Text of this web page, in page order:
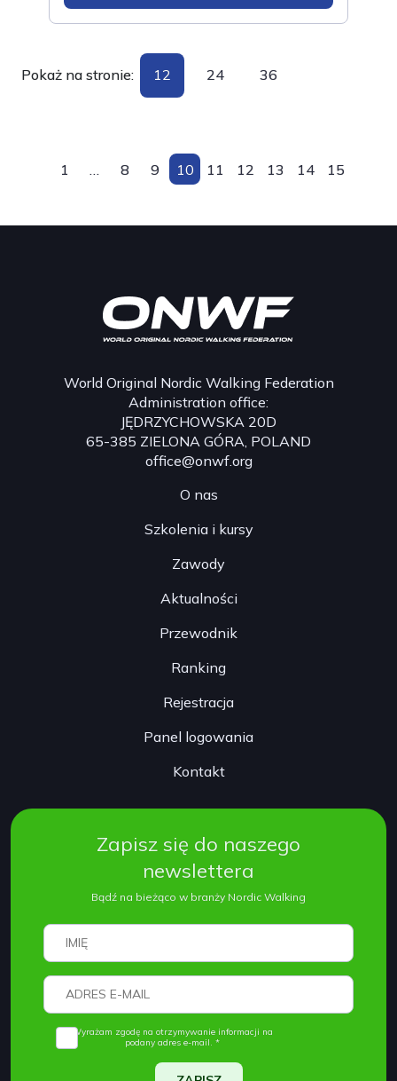
Pokaż na stronie: 12 24 36
1 8 9 10 11 12 13 14 15
World Original Nordic Walking Federation
Administration office:
JĘDRZYCHOWSKA 20D
65-385 ZIELONA GÓRA, POLAND
office@onwf.org
O nas
Szkolenia i kursy
Zawody
Aktualności
Przewodnik
Ranking
Rejestracja
Panel logowania
Kontakt
Zapisz się do naszego
newslettera
Bądź na bieżąco w branży Nordic Walking
Wyrażam zgodę na otrzymywanie informacji na
podany adres e-mail. *